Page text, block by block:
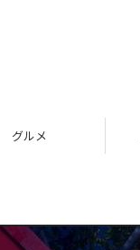
グルメ